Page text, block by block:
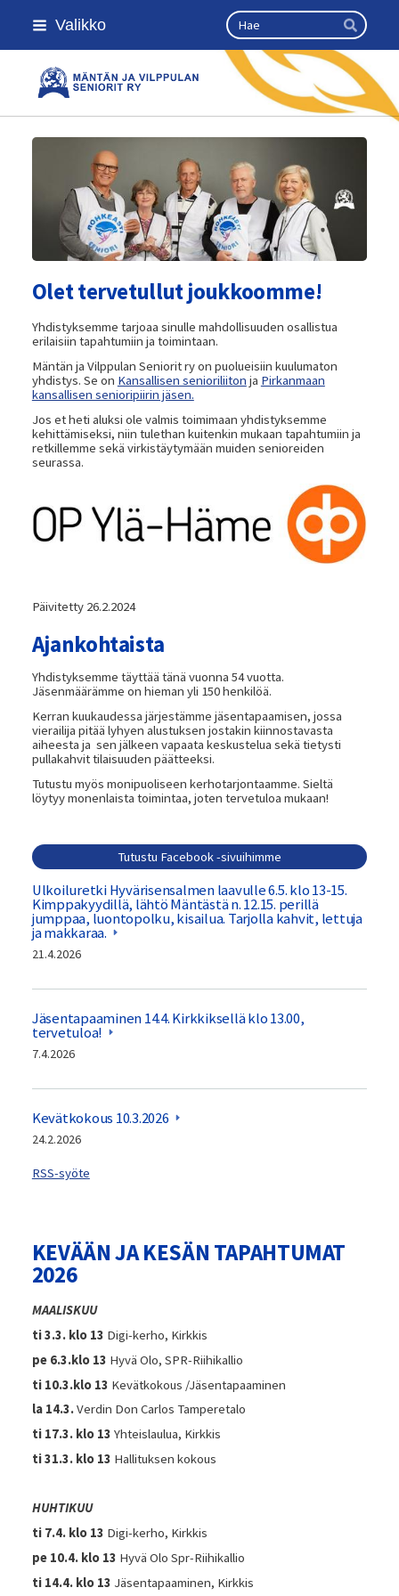
Siirry
sivun
Valikko Haku
Hae
Kansallinen senioriliitto
Olet tervetullut joukkoomme!
Yhdistyksemme tarjoaa sinulle mahdollisuuden osallistua
erilaisiin tapahtumiin ja toimintaan.
Mäntän ja Vilppulan Seniorit ry on puolueisiin kuulumaton
yhdistys. Se on Kansallisen senioriliiton ja Pirkanmaan
kansallisen senioripiirin jäsen.
Jos et heti aluksi ole valmis toimimaan yhdistyksemme
kehittämiseksi, niin tulethan kuitenkin mukaan tapahtumiin ja
retkillemme sekä virkistäytymään muiden senioreiden
seurassa.
Päivitetty 26.2.2024
Ajankohtaista
Yhdistyksemme täyttää tänä vuonna 54 vuotta.
Jäsenmäärämme on hieman yli 150 henkilöä.
Kerran kuukaudessa järjestämme jäsentapaamisen, jossa
vierailija pitää lyhyen alustuksen jostakin kiinnostavasta
aiheesta ja sen jälkeen vapaata keskustelua sekä tietysti
pullakahvit tilaisuuden päätteeksi.
Tutustu myös monipuoliseen kerhotarjontaamme. Sieltä
löytyy monenlaista toimintaa, joten tervetuloa mukaan!
Tutustu Facebook -sivuihimme
Ulkoiluretki Hyvärisensalmen laavulle 6.5. klo 13-15.
Kimppakyydillä, lähtö Mäntästä n. 12.15. perillä
jumppaa, luontopolku, kisailua. Tarjolla kahvit, lettuja
ja makkaraa.
21.4.2026
Jäsentapaaminen 14.4. Kirkkiksellä klo 13.00,
tervetuloa!
7.4.2026
Kevätkokous 10.3.2026
24.2.2026
RSS-syöte
KEVÄÄN JA KESÄN TAPAHTUMAT
2026
MAALISKUU
ti 3.3. klo 13 Digi-kerho, Kirkkis
pe 6.3.klo 13 Hyvä Olo, SPR-Riihikallio
ti 10.3.klo 13 Kevätkokous /Jäsentapaaminen
la 14.3.Verdin Don Carlos Tamperetalo
ti 17.3. klo 13 Yhteislaulua, Kirkkis
ti 31.3. klo 13 Hallituksen kokous
HUHTIKUU
ti 7.4. klo 13 Digi-kerho, Kirkkis
pe 10.4. klo 13 Hyvä Olo Spr-Riihikallio
ti 14.4. klo 13 Jäsentapaaminen, Kirkkis